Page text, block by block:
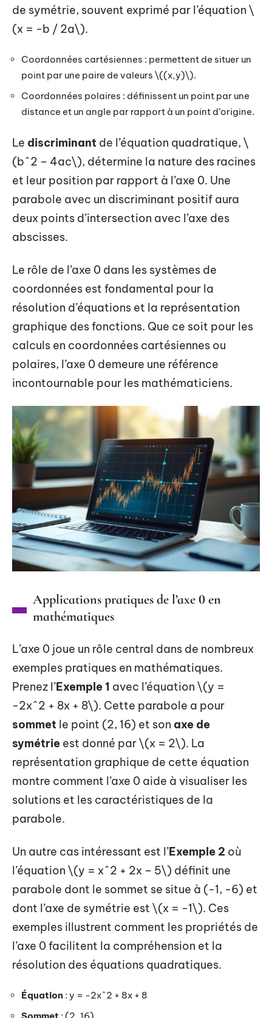
de symétrie, souvent exprimé par l’équation \
(x = -b / 2a\).
Coordonnées cartésiennes : permettent de situer un
point par une paire de valeurs \((x,y)\).
Coordonnées polaires : définissent un point par une
distance et un angle par rapport à un point d’origine.
Le discriminant de l’équation quadratique, \
(b^2 – 4ac\), détermine la nature des racines
et leur position par rapport à l’axe 0. Une
parabole avec un discriminant positif aura
deux points d’intersection avec l’axe des
abscisses.
Le rôle de l’axe 0 dans les systèmes de
coordonnées est fondamental pour la
résolution d’équations et la représentation
graphique des fonctions. Que ce soit pour les
calculs en coordonnées cartésiennes ou
polaires, l’axe 0 demeure une référence
incontournable pour les mathématiciens.
Applications pratiques de l’axe 0 en
mathématiques
L’axe 0 joue un rôle central dans de nombreux
exemples pratiques en mathématiques.
Prenez l’Exemple 1 avec l’équation \(y =
-2x^2 + 8x + 8\). Cette parabole a pour
sommet le point (2, 16) et son axe de
symétrie est donné par \(x = 2\). La
représentation graphique de cette équation
montre comment l’axe 0 aide à visualiser les
solutions et les caractéristiques de la
parabole.
Un autre cas intéressant est l’Exemple 2 où
l’équation \(y = x^2 + 2x – 5\) définit une
parabole dont le sommet se situe à (-1, -6) et
dont l’axe de symétrie est \(x = -1\). Ces
exemples illustrent comment les propriétés de
l’axe 0 facilitent la compréhension et la
résolution des équations quadratiques.
Équation : y = -2x^2 + 8x + 8
Sommet : (2, 16)